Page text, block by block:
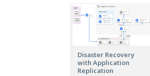
Disaster Recovery
with Application
Replication